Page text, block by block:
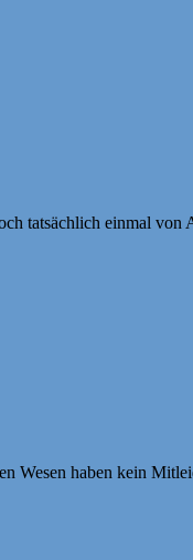
tatsächlich einmal von
Wesen haben kein